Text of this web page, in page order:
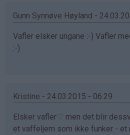
Gunn Synnøve Høyland -
Vafler elsker ungane :-) Vafler
:-)
Kristine - 24.03.2015 - 06:29
Elsker vafler♡ men det blir
et vaffeljern som ikke funker - et